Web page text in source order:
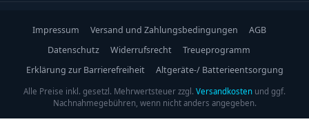
Impressum Versand und Zahlungsbedingungen
AGB
Datenschutz
Widerrufsrecht
Treueprogramm
Erklärung zur Barrierefreiheit
Altgeräte-/ Batterieentsorgung
Alle Preise inkl. gesetzl. Mehrwertsteuer zzgl. Versandkosten und ggf.
Nachnahmegebühren, wenn nicht anders angegeben.